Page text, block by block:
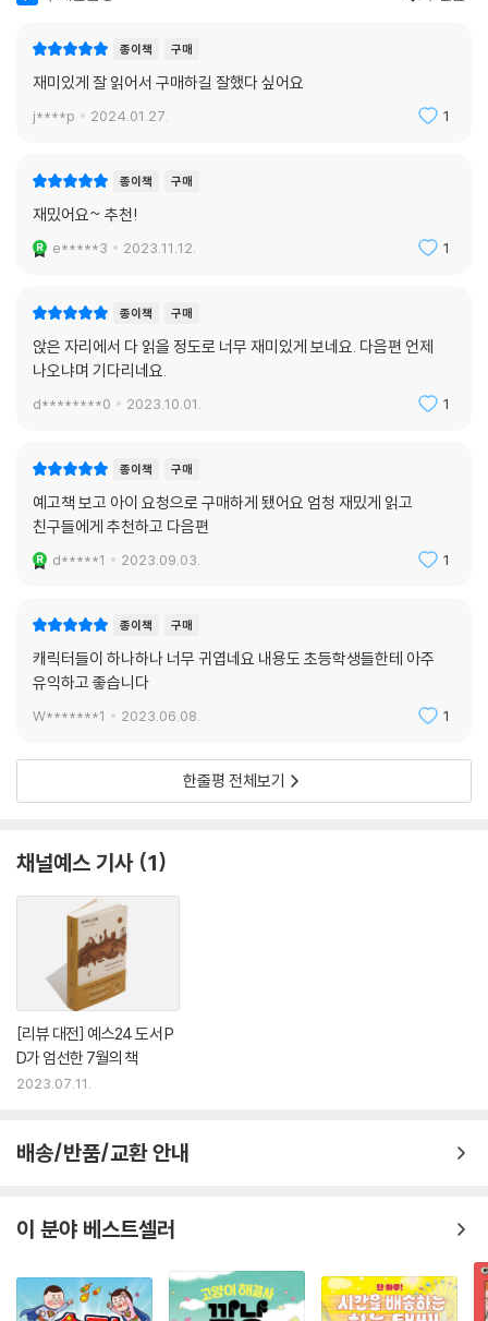
종이책 구매
재미있게 잘 읽어서 구매하길 잘했다 싶어요
j****p 2024.01.27. 1
종이책 구매
재밌어요~ 추천!
e*****3 2023.11.12. 1
종이책 구매
앉은 자리에서 다 읽을 정도로 너무 재미있게 보네요. 다음편 언제
나오냐며 기다리네요.
d********0 2023.10.01. 1
종이책 구매
예고책 보고 아이 요청으로 구매하게 됐어요 엄청 재밌게 읽고
친구들에게 추천하고 다음편
d*****1 2023.09.03. 1
종이책 구매
캐릭터들이 하나하나 너무 귀엽네요 내용도 초등학생들한테 아주
유익하고 좋습니다
W*******1 2023.06.08. 1
한줄평 전체보기
채널예스 기사 1
[리뷰 대전] 예스24 도서 P
D가 엄선한 7월의 책
2023.07.11.
배송/반품/교환 안내
이 분야 베스트셀러